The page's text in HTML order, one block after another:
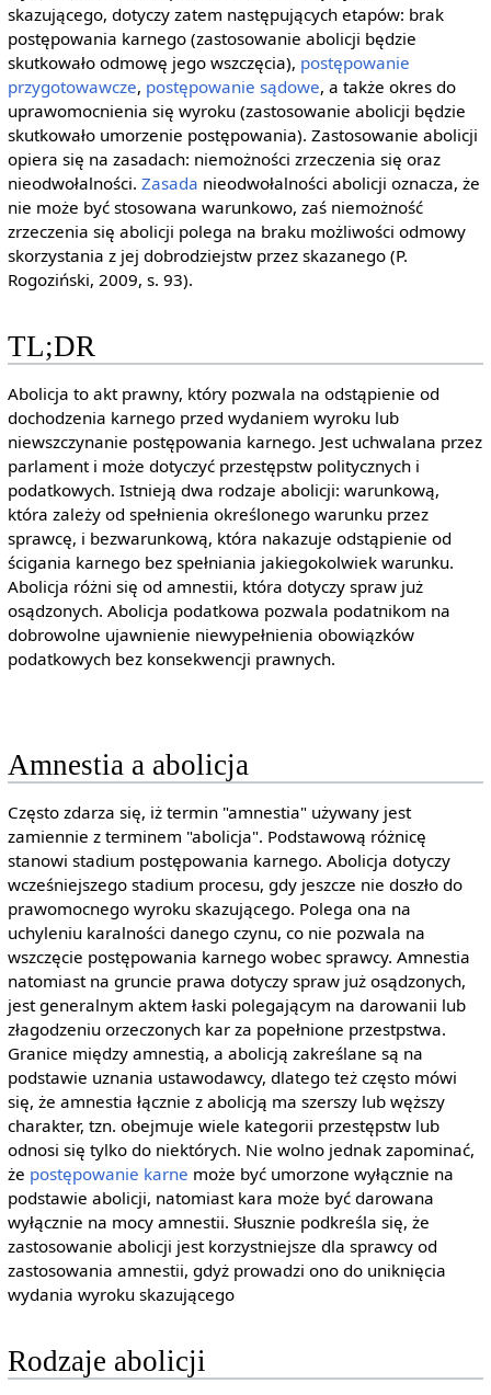
skazującego, dotyczy zatem następujących etapów: brak
postępowania karnego (zastosowanie abolicji będzie
skutkowało odmowę jego wszczęcia), postępowanie
przygotowawcze, postępowanie sądowe, a także okres do
uprawomocnienia się wyroku (zastosowanie abolicji będzie
skutkowało umorzenie postępowania). Zastosowanie abolicji
opiera się na zasadach: niemożności zrzeczenia się oraz
nieodwołalności. Zasada nieodwołalności abolicji oznacza, że
nie może być stosowana warunkowo, zaś niemożność
zrzeczenia się abolicji polega na braku możliwości odmowy
skorzystania z jej dobrodziejstw przez skazanego (P.
Rogoziński, 2009, s. 93).
TL;DR
Abolicja to akt prawny, który pozwala na odstąpienie od
dochodzenia karnego przed wydaniem wyroku lub
niewszczynanie postępowania karnego. Jest uchwalana przez
parlament i może dotyczyć przestępstw politycznych i
podatkowych. Istnieją dwa rodzaje abolicji: warunkową,
która zależy od spełnienia określonego warunku przez
sprawcę, i bezwarunkową, która nakazuje odstąpienie od
ścigania karnego bez spełniania jakiegokolwiek warunku.
Abolicja różni się od amnestii, która dotyczy spraw już
osądzonych. Abolicja podatkowa pozwala podatnikom na
dobrowolne ujawnienie niewypełnienia obowiązków
podatkowych bez konsekwencji prawnych.
Amnestia a abolicja
Często zdarza się, iż termin "amnestia" używany jest
zamiennie z terminem "abolicja". Podstawową różnicę
stanowi stadium postępowania karnego. Abolicja dotyczy
wcześniejszego stadium procesu, gdy jeszcze nie doszło do
prawomocnego wyroku skazującego. Polega ona na
uchyleniu karalności danego czynu, co nie pozwala na
wszczęcie postępowania karnego wobec sprawcy. Amnestia
natomiast na gruncie prawa dotyczy spraw już osądzonych,
jest generalnym aktem łaski polegającym na darowanii lub
złagodzeniu orzeczonych kar za popełnione przestpstwa.
Granice między amnestią, a abolicją zakreślane są na
podstawie uznania ustawodawcy, dlatego też często mówi
się, że amnestia łącznie z abolicją ma szerszy lub węższy
charakter, tzn. obejmuje wiele kategorii przestępstw lub
odnosi się tylko do niektórych. Nie wolno jednak zapominać,
że postępowanie karne może być umorzone wyłącznie na
podstawie abolicji, natomiast kara może być darowana
wyłącznie na mocy amnestii. Słusznie podkreśla się, że
zastosowanie abolicji jest korzystniejsze dla sprawcy od
zastosowania amnestii, gdyż prowadzi ono do uniknięcia
wydania wyroku skazującego
Rodzaje abolicji